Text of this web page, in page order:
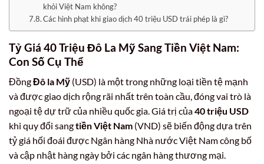
khỏi Việt Nam không?
Các hình phạt khi giao dịch 40 triệu USD trái phép là gì?
Tỷ Giá 40 Triệu Đô La Mỹ Sang Tiền Việt Nam:
Con Số Cụ Thể
ĐồngĐô la Mỹ (USD) là một trong những loại tiền tệ mạnh
và được giao dịch rộng rãi nhất trên toàn cầu, đóng vai trò là
ngoại tệ dự trữ của nhiều quốc gia. Giá trị của40 triệu USD
khi quy đổi sangtiền Việt Nam (VND) sẽ biến động dựa trên
tỷ giá hối đoái được Ngân hàng Nhà nước Việt Nam công bố
và cập nhật hàng ngày bởi các ngân hàng thương mại.